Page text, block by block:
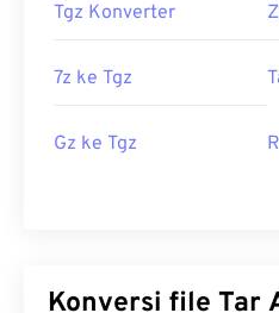
Tgz Konverter
7z ke Tgz
Gz ke Tgz
Konversi file Tar Anda ke